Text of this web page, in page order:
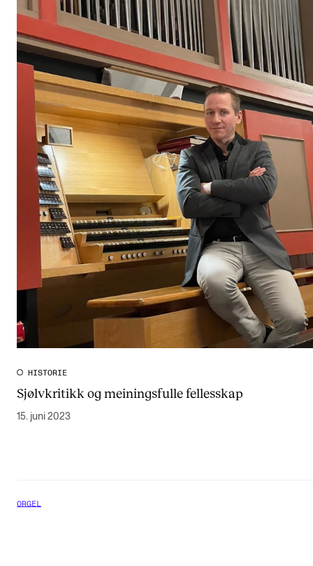
HISTORIE
Sjølvkritikk og meiningsfulle fellesskap
15. juni 2023
ORGEL